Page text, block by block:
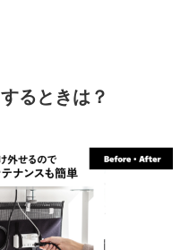
るときは？